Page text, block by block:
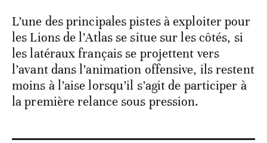
L’une des principales pistes à exploiter pour
les Lions de l’Atlas se situe sur les côtés, si
les latéraux français se projettent vers
l’avant dans l’animation offensive, ils restent
moins à l’aise lorsqu’il s’agit de participer à
la première relance sous pression.